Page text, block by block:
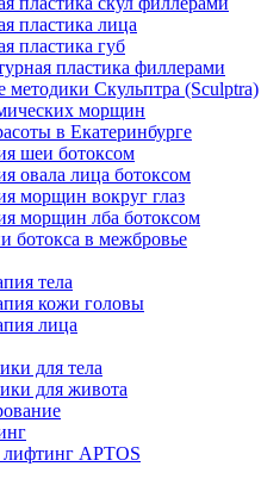
пластика лица
пластика губ
пластика филлерами
Скульптра (Sculptra)
морщин
в Екатеринбурге
шеи ботоксом
овала лица ботоксом
морщин вокруг глаз
морщин лба ботоксом
ботокса в межбровье
тела
кожи головы
лица
для тела
для живота
APTOS